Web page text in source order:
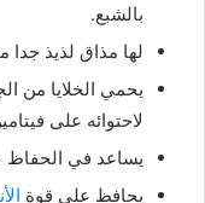
بالشبع.
لها مذاق لذيذ
يحمي الخلايا من
لاحتوائه على
يساعد في الحفاظ
يحافظ على قوة